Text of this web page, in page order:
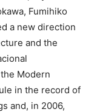
Fumihiko
a new direction
and the
Modern
in the record of
and, in 2006,